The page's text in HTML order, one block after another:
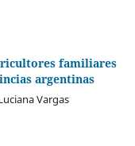
familiares
argentinas
Vargas